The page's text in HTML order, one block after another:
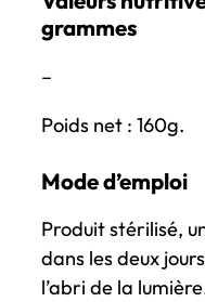
e
c
a
p
g
n
e
à
grammes
–
Poids net : 160g.
Mode d’emploi
Produit stérilisé,
dans les deux
l’abri de la